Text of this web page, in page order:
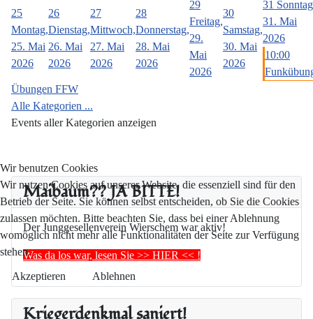
Maibaum?? JA BITTE!
Der Junggesellenverein Wierschem war aktiv!
Was da los war, lesen Sie >> HIER << !
Kriegerdenkmal saniert!
25
Montag,
25. Mai
2026
26
Dienstag,
26. Mai
2026
27
Mittwoch,
27. Mai
2026
28
Donnerstag,
28. Mai
2026
29
Freitag,
29.
Mai
2026
30
Samstag,
30. Mai
2026
31
31. Mai
2026
10:00
Übungen FFW
Alle Kategorien ...
Events aller Kategorien anzeigen
Wir benutzen Cookies
Wir nutzen Cookies auf unserer Website, die essenziell sind für den
Betrieb der Seite. Sie können selbst entscheiden, ob Sie die Cookies
zulassen möchten. Bitte beachten Sie, dass bei einer Ablehnung
womöglich nicht mehr alle Funktionalitäten der Seite zur Verfügung
stehen.
Akzeptieren Ablehnen